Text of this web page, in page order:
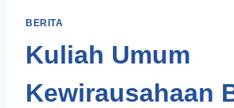
BERITA
Kuliah Umum
Kewirausahaan